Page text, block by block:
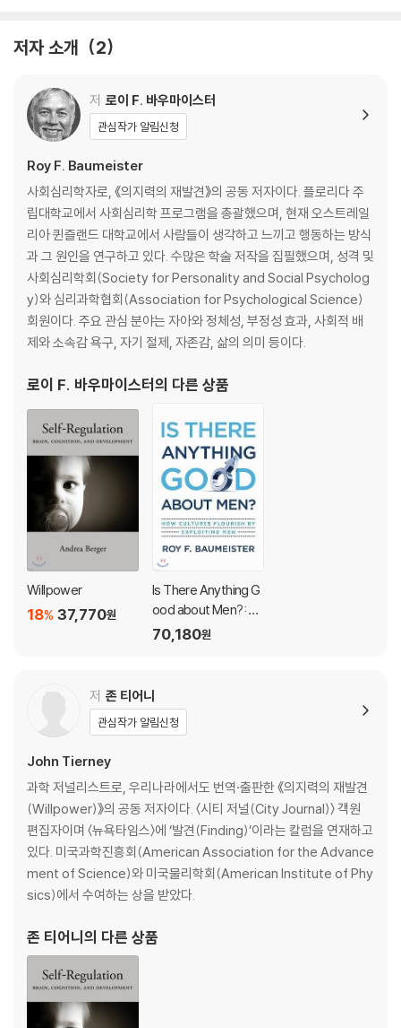
나머지 국민을 자기편으로 끌어들이려 한다. 그 결과 사람들은 서로 상대
다는 것이다(10장 참조).
혐오가 소셜 미디어를 타고 전 세계로 공유되는 시대, 끊임없이 이어지는
꼭 읽길 권한다. 문학, 음악, 스포츠 등 다방면에 걸친 사례와 재치 있는 문
장이 책 읽는 재미를 더한다.
"The most important book at the borderland of psycholog
y and politics that I have ever read."--Martin E. P. Seligma
n, Zellerbach Family Professor of Psychology at that Univ
ersity of Pennsylvania and author of Learned Optimism
Why are we devastated by a word of criticism even when it’s
s on the bad. This negativity effect explains things great and
small: why countries blunder into disastrous wars, why couple
s divorce, why people flub job interviews, how schools fail stu
dents, why football coaches stupidly punt on fourth down. All
day long, the power of bad governs people’s moods, drives m
arketing campaigns, and dominates news and politics.
Eminent social scientist Roy F. Baumeister stumbled unexpec
tedly upon this fundamental aspect of human nature. To find o
gains, Baumeister looked for situations in which good events
made a bigger impact than bad ones. But his team couldn’t fin
d any. Their research showed that bad is relentlessly stronger
d in the scientific literature.
Our brain’s negativity bias makes evolutionary sense because
it kept our ancestors alert to fatal dangers, but it distorts our
perspective in today’s media environment. The steady barrag
e of bad news and crisismongering makes us feel helpless an
d leaves us needlessly fearful and angry. We ignore our many
blessings, preferring to heed--and vote for--the voices tellin
g us the world is going to hell.
But once we recognize our negativity bias, the rational brain c
hat power when it’s beneficial. In fact, bad breaks and bad feel
ings create the most powerful incentives to become smarter
and stronger. Properly understood, bad can be put to perfectl
y good use.
저자 소개 2
저 로이 F. 바우마이스터
관심작가 알림신청
Roy F. Baumeister
사회심리학자로, 《의지력의 재발견》의 공동 저자이다. 플로리다 주
립대학교에서 사회심리학 프로그램을 총괄했으며, 현재 오스트레일
리아 퀸즐랜드 대학교에서 사람들이 생각하고 느끼고 행동하는 방식
과 그 원인을 연구하고 있다. 수많은 학술 저작을 집필했으며, 성격 및
사회심리학회(Society for Personality and Social Psycholog
y)와 심리과학협회(Association for Psychological Science)
회원이다. 주요 관심 분야는 자아와 정체성, 부정성 효과, 사회적 배
제와 소속감 욕구, 자기 절제, 자존감, 삶의 의미 등이다.
로이 F. 바우마이스터의 다른 상품
Willpower
37,770원
18%
Is There Anything G
ood about Men?: H
ow Cultures Flourish
70,180원
저 존 티어니
관심작가 알림신청
John Tierney
과학 저널리스트로, 우리나라에서도 번역·출판한 《의지력의 재발견
(Willpower)》의 공동 저자이다. 〈시티 저널(City Journal)〉 객원
편집자이며 〈뉴욕타임스〉에 ‘발견(Finding)’이라는 칼럼을 연재하고
있다. 미국과학진흥회(American Association for the Advance
ment of Science)와 미국물리학회(American Institute of Phy
sics)에서 수여하는 상을 받았다.
존 티어니 의 다른 상품